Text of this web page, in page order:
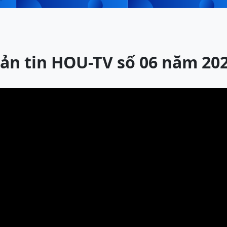
tin HOU-TV số 06 năm